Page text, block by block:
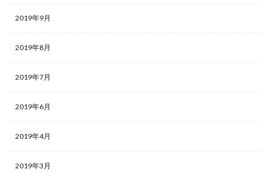
2019年9月
2019年8月
2019年7月
2019年6月
2019年4月
2019年3月